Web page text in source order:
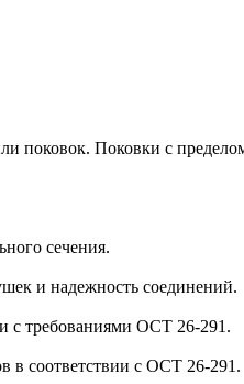
поковок. Поковки с
сечения.
и надежность соединений.
с требованиями ОСТ 26-291.
в соответствии с ОСТ 26-291.